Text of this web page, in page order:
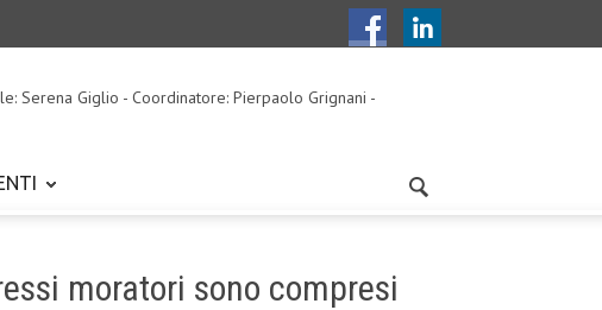
Serena Giglio - Coordinatore: Pierpaolo Grignani -
moratori sono compresi